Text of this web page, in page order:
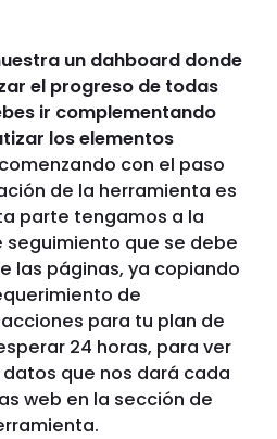
un dahboard donde
el progreso de todas
ir complementando
los elementos
comenzando con el paso
de la herramienta es
parte tengamos a la
seguimiento que se debe
las páginas, ya copiando
de
para tu plan de
24 horas, para ver
que nos dará cada
web en la sección de